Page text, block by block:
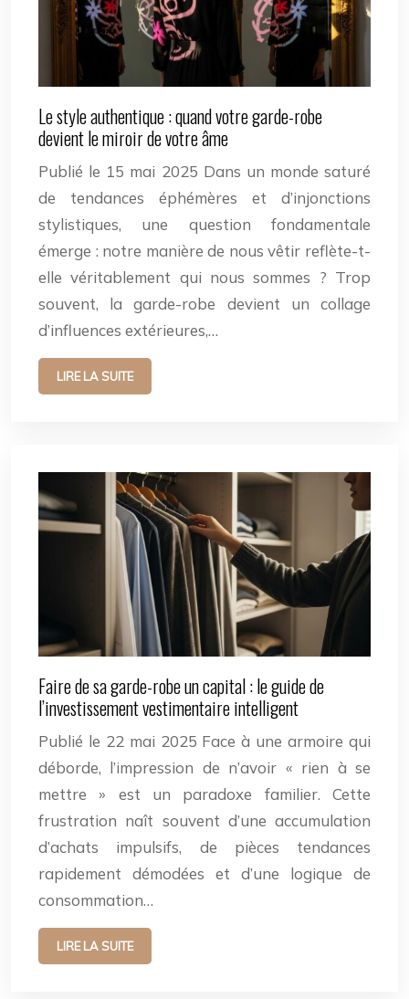
Le style authentique : quand votre garde-robe
devient le miroir de votre âme
Publié le 15 mai 2025 Dans un monde saturé
de tendances éphémères et d’injonctions
stylistiques, une question fondamentale
émerge : notre manière de nous vêtir reflète-t-
elle véritablement qui nous sommes ? Trop
souvent, la garde-robe devient un collage
d’influences extérieures,…
LIRE LA SUITE
Faire de sa garde-robe un capital : le guide de
l’investissement vestimentaire intelligent
Publié le 22 mai 2025 Face à une armoire qui
déborde, l’impression de n’avoir « rien à se
mettre » est un paradoxe familier. Cette
frustration naît souvent d’une accumulation
d’achats impulsifs, de pièces tendances
rapidement démodées et d’une logique de
consommation…
LIRE LA SUITE